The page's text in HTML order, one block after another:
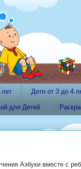
Дети от 3 до 4
для Детей
Азбуки вместе с